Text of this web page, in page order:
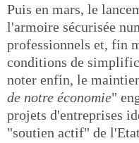
Puis en mars, le
l'armoire sécurisée
professionnels et, fin
conditions de
noter enfin, le
de notre économie"
projets d'entreprises
"soutien actif" de